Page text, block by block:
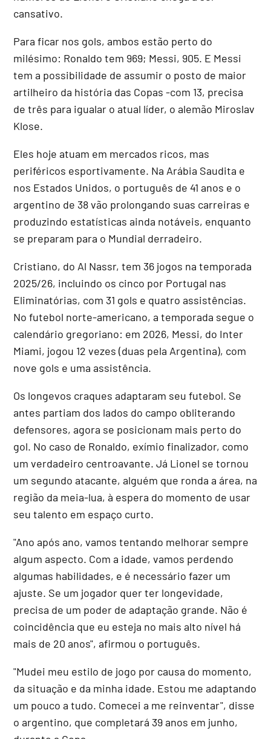
cansativo.
Para ficar nos gols, ambos estão perto do
milésimo: Ronaldo tem 969; Messi, 905. E Messi
tem a possibilidade de assumir o posto de maior
artilheiro da história das Copas -com 13, precisa
de três para igualar o atual líder, o alemão Miroslav
Klose.
Eles hoje atuam em mercados ricos, mas
periféricos esportivamente. Na Arábia Saudita e
nos Estados Unidos, o português de 41 anos e o
argentino de 38 vão prolongando suas carreiras e
produzindo estatísticas ainda notáveis, enquanto
se preparam para o Mundial derradeiro.
Cristiano, do Al Nassr, tem 36 jogos na temporada
2025/26, incluindo os cinco por Portugal nas
Eliminatórias, com 31 gols e quatro assistências.
No futebol norte-americano, a temporada segue o
calendário gregoriano: em 2026, Messi, do Inter
Miami, jogou 12 vezes (duas pela Argentina), com
nove gols e uma assistência.
Os longevos craques adaptaram seu futebol. Se
antes partiam dos lados do campo obliterando
defensores, agora se posicionam mais perto do
gol. No caso de Ronaldo, exímio finalizador, como
um verdadeiro centroavante. Já Lionel se tornou
um segundo atacante, alguém que ronda a área, na
região da meia-lua, à espera do momento de usar
seu talento em espaço curto.
"Ano após ano, vamos tentando melhorar sempre
algum aspecto. Com a idade, vamos perdendo
algumas habilidades, e é necessário fazer um
ajuste. Se um jogador quer ter longevidade,
precisa de um poder de adaptação grande. Não é
coincidência que eu esteja no mais alto nível há
mais de 20 anos", afirmou o português.
"Mudei meu estilo de jogo por causa do momento,
da situação e da minha idade. Estou me adaptando
um pouco a tudo. Comecei a me reinventar", disse
o argentino, que completará 39 anos em junho,